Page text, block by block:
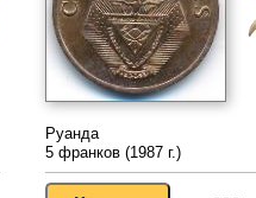
Руанда
5 франков (1987 г.)